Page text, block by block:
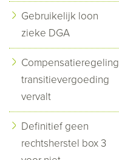
Gebruikelijk loon
zieke DGA
Compensatieregeling
transitievergoeding
vervalt
Definitief geen
rechtsherstel box 3